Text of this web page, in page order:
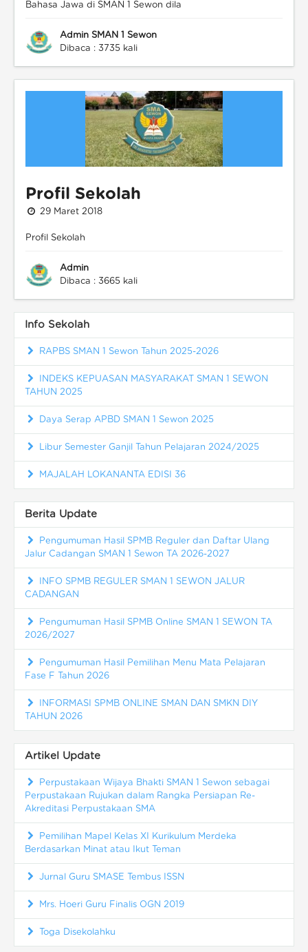
Bahasa Jawa di SMAN 1 Sewon dila
Admin SMAN 1 Sewon
Dibaca : 3735 kali
Profil Sekolah
29 Maret 2018
Profil Sekolah
Admin
Dibaca : 3665 kali
Info Sekolah
RAPBS SMAN 1 Sewon Tahun 2025-2026
INDEKS KEPUASAN MASYARAKAT SMAN 1 SEWON
TAHUN 2025
Daya Serap APBD SMAN 1 Sewon 2025
Libur Semester Ganjil Tahun Pelajaran 2024/2025
MAJALAH LOKANANTA EDISI 36
Berita Update
Pengumuman Hasil SPMB Reguler dan Daftar Ulang
Jalur Cadangan SMAN 1 Sewon TA 2026-2027
INFO SPMB REGULER SMAN 1 SEWON JALUR
CADANGAN
Pengumuman Hasil SPMB Online SMAN 1 SEWON TA
2026/2027
Pengumuman Hasil Pemilihan Menu Mata Pelajaran
Fase F Tahun 2026
INFORMASI SPMB ONLINE SMAN DAN SMKN DIY
TAHUN 2026
Artikel Update
Perpustakaan Wijaya Bhakti SMAN 1 Sewon sebagai
Perpustakaan Rujukan dalam Rangka Persiapan Re-
Akreditasi Perpustakaan SMA
Pemilihan Mapel Kelas XI Kurikulum Merdeka
Berdasarkan Minat atau Ikut Teman
Jurnal Guru SMASE Tembus ISSN
Mrs. Hoeri Guru Finalis OGN 2019
Toga Disekolahku